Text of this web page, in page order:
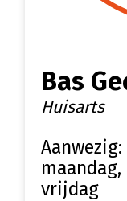
Bas
Huisarts
Aanwezig:
vrijdag